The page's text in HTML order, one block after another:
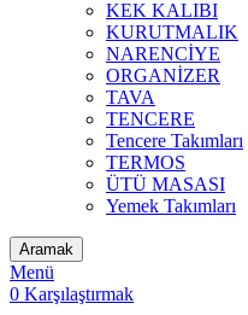
KEK KALIBI
KURUTMALIK
NARENCİYE
ORGANİZER
TAVA
TENCERE
Tencere Takımları
TERMOS
ÜTÜ MASASI
Yemek Takımları
Aramak
Menü
0 Karşılaştırmak